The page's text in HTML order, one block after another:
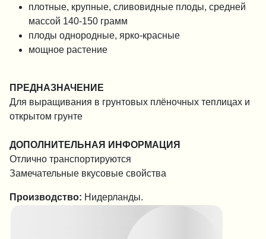
плотные, крупные, сливовидные плоды, средней
массой 140-150 грамм
плоды однородные, ярко-красные
мощное растение
ПРЕДНАЗНАЧЕНИЕ
Для выращивания в грунтовых плёночных теплицах и
открытом грунте
ДОПОЛНИТЕЛЬНАЯ ИНФОРМАЦИЯ
Отлично транспортируются
Замечательные вкусовые свойства
Производство: Нидерланды.